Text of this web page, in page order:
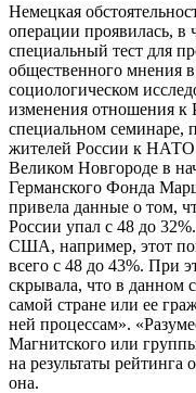
Немецкая
операции проявилась, в
специальный тест для
общественного мнения
социологическом
изменения отношения к
специальном семинаре,
жителей России к НАТО
Великом Новгороде в
Германского Фонда
привела данные о том,
России упал с 48 до
США, например, этот
всего с 48 до 43%. При
скрывала, что в данном
самой стране или ее
ней процессам».
Магнитского или
на результаты
она.